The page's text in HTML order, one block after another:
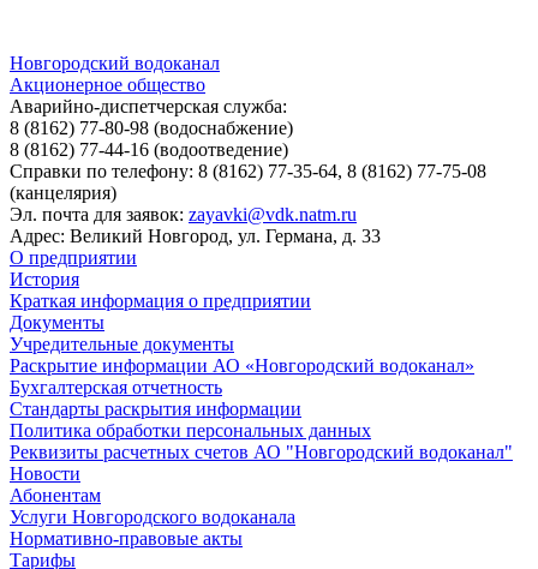
Новгородский водоканал
Акционерное общество
Аварийно-диспетчерская служба:
8 (8162) 77-80-98 (водоснабжение)
8 (8162) 77-44-16 (водоотведение)
Справки по телефону: 8 (8162) 77-35-64, 8 (8162) 77-75-08
(канцелярия)
Эл. почта для заявок: zayavki@vdk.natm.ru
Адрес: Великий Новгород, ул. Германа, д. 33
О предприятии
История
Краткая информация о предприятии
Документы
Учредительные документы
Раскрытие информации АО «Новгородский водоканал»
Бухгалтерская отчетность
Стандарты раскрытия информации
Политика обработки персональных данных
Реквизиты расчетных счетов АО "Новгородский водоканал"
Новости
Абонентам
Услуги Новгородского водоканала
Нормативно-правовые акты
Тарифы